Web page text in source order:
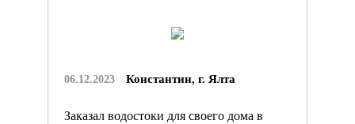
06.12.2023 Константин, г. Ялта
Заказал водостоки для своего дома в